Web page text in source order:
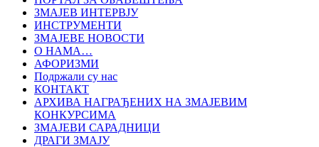
ЗМАЈЕВ ИНТЕРВЈУ
ИНСТРУМЕНТИ
ЗМАЈЕВЕ НОВОСТИ
О НАМА…
АФОРИЗМИ
Подржали су нас
КОНТАКТ
АРХИВА НАГРАЂЕНИХ НА ЗМАЈЕВИМ
КОНКУРСИМА
ЗМАЈЕВИ САРАДНИЦИ
ДРАГИ ЗМАЈУ